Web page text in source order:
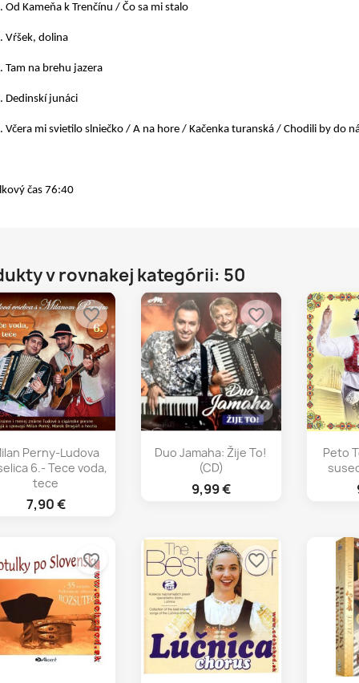
Od Kameňa k Trenčínu / Čo sa mi stalo
Vŕšek, dolina
Tam na brehu jazera
Dedinskí junáci
Včera mi svietilo slniečko / A na hore / Kačenka turanská / Chodili by do
čas 76:40
v rovnakej kategórii: 50
Rýchly náhľad
Perny-Ludova
6.- Tece voda,
tece
7,90 €
favorite_border
Rýchly náhľad
Duo Jamaha: Žije To!
(CD)
9,99 €
favorite_border

Peto
favorite_border favorite_border